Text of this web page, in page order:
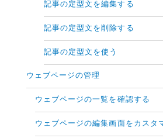
記事の定型文を編集する
記事の定型文を削除する
記事の定型文を使う
ウェブページの管理
ウェブページの一覧を確認する
ウェブページの編集画面をカスタ